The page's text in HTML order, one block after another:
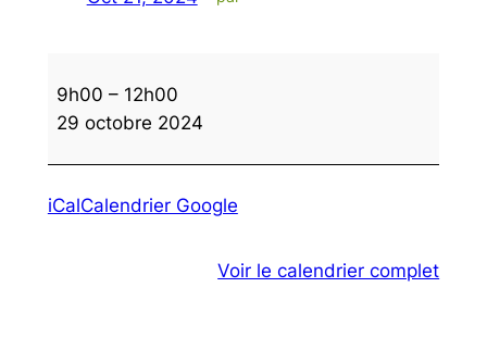
Psychologique
sur
9h00 – 12h00
29 octobre 2024
iCalCalendrier Google
Voir le calendrier complet